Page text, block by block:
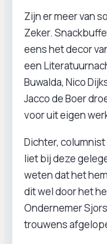
Zijn er meer van
Zeker.
eens het decor
een
Buwalda, Nico
Jacco de Boer
voor uit eigen
Dichter,
liet bij deze
weten dat het
dit wel door het
Ondernemer
trouwens